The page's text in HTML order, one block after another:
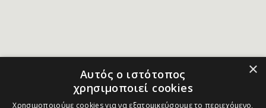
×
Αυτός ο ιστότοπος
χρησιμοποιεί cookies
Χρησιμοποιούμε cookies για να εξατομικεύσουμε το περιεχόμενο,